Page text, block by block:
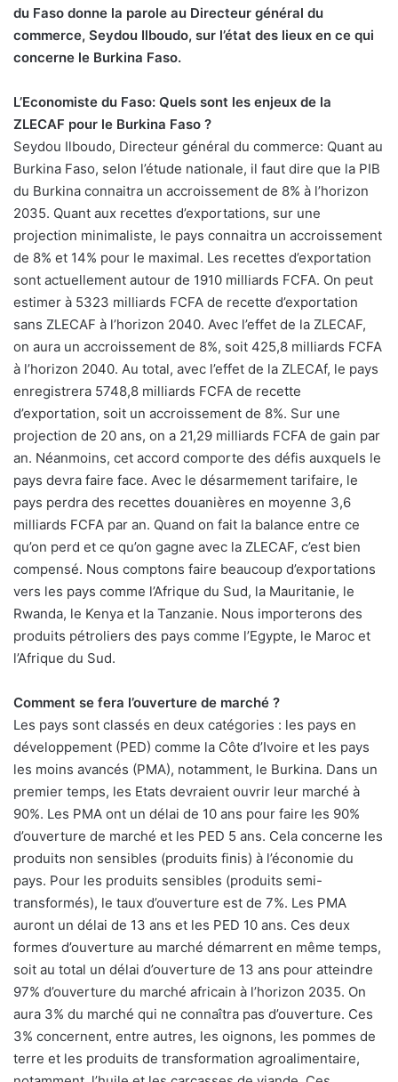
du Faso donne la parole au Directeur général du
commerce, Seydou Ilboudo, sur l’état des lieux en ce qui
concerne le Burkina Faso.
L’Economiste du Faso: Quels sont les enjeux de la
ZLECAF pour le Burkina Faso ?
Seydou Ilboudo, Directeur général du commerce: Quant au
Burkina Faso, selon l’étude nationale, il faut dire que la PIB
du Burkina connaitra un accroissement de 8% à l’horizon
2035. Quant aux recettes d’exportations, sur une
projection minimaliste, le pays connaitra un accroissement
de 8% et 14% pour le maximal. Les recettes d’exportation
sont actuellement autour de 1910 milliards FCFA. On peut
estimer à 5323 milliards FCFA de recette d’exportation
sans ZLECAF à l’horizon 2040. Avec l’effet de la ZLECAF,
on aura un accroissement de 8%, soit 425,8 milliards FCFA
à l’horizon 2040. Au total, avec l’effet de la ZLECAf, le pays
enregistrera 5748,8 milliards FCFA de recette
d’exportation, soit un accroissement de 8%. Sur une
projection de 20 ans, on a 21,29 milliards FCFA de gain par
an. Néanmoins, cet accord comporte des défis auxquels le
pays devra faire face. Avec le désarmement tarifaire, le
pays perdra des recettes douanières en moyenne 3,6
milliards FCFA par an. Quand on fait la balance entre ce
qu’on perd et ce qu’on gagne avec la ZLECAF, c’est bien
compensé. Nous comptons faire beaucoup d’exportations
vers les pays comme l’Afrique du Sud, la Mauritanie, le
Rwanda, le Kenya et la Tanzanie. Nous importerons des
produits pétroliers des pays comme l’Egypte, le Maroc et
l’Afrique du Sud.
Comment se fera l’ouverture de marché ?
Les pays sont classés en deux catégories : les pays en
développement (PED) comme la Côte d’Ivoire et les pays
les moins avancés (PMA), notamment, le Burkina. Dans un
premier temps, les Etats devraient ouvrir leur marché à
90%. Les PMA ont un délai de 10 ans pour faire les 90%
d’ouverture de marché et les PED 5 ans. Cela concerne les
produits non sensibles (produits finis) à l’économie du
pays. Pour les produits sensibles (produits semi-
transformés), le taux d’ouverture est de 7%. Les PMA
auront un délai de 13 ans et les PED 10 ans. Ces deux
formes d’ouverture au marché démarrent en même temps,
soit au total un délai d’ouverture de 13 ans pour atteindre
97% d’ouverture du marché africain à l’horizon 2035. On
aura 3% du marché qui ne connaîtra pas d’ouverture. Ces
3% concernent, entre autres, les oignons, les pommes de
terre et les produits de transformation agroalimentaire,